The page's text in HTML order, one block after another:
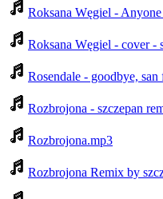
Roksana Węgiel -
Roksana Węgiel - cover -
Rosendale - goodbye,
Rozbrojona - szczepan
Rozbrojona.mp3
Rozbrojona Remix by